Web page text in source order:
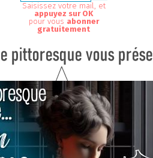
Saisissez votre mail, et
appuyez sur OK
pour vous abonner
gratuitement